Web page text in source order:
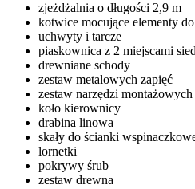
zjeżdżalnia o długości 2,9 m
kotwice mocujące elementy do
uchwyty i tarcze
piaskownica z 2 miejscami
drewniane schody
zestaw metalowych zapięć
zestaw narzędzi montażowych
koło kierownicy
drabina linowa
skały do ścianki
lornetki
pokrywy śrub
zestaw drewna